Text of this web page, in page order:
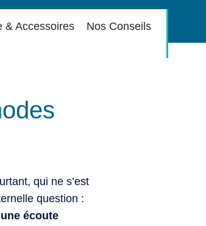
& Accessoires Nos Conseils
qui ne s’est
question :
écoute